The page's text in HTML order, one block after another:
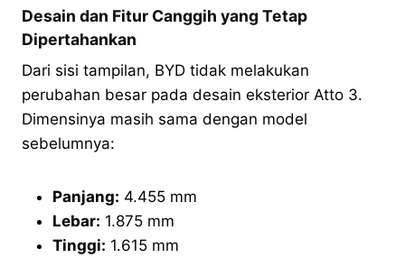
Desain dan Fitur Canggih yang Tetap
Dipertahankan
Dari sisi tampilan, BYD tidak melakukan
perubahan besar pada desain eksterior Atto 3.
Dimensinya masih sama dengan model
sebelumnya:
Panjang: 4.455 mm
Lebar: 1.875 mm
Tinggi: 1.615 mm